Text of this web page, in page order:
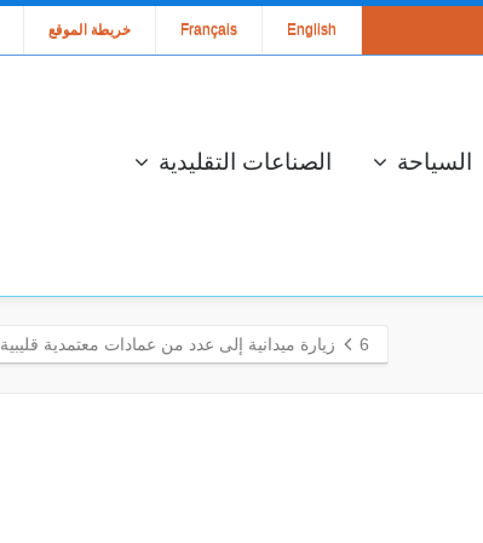
خريطة الموقع Français English
السياحة الصناعات التقليدية
6 زيارة ميدانية إلى عدد من عمادات معتمدية قليبية